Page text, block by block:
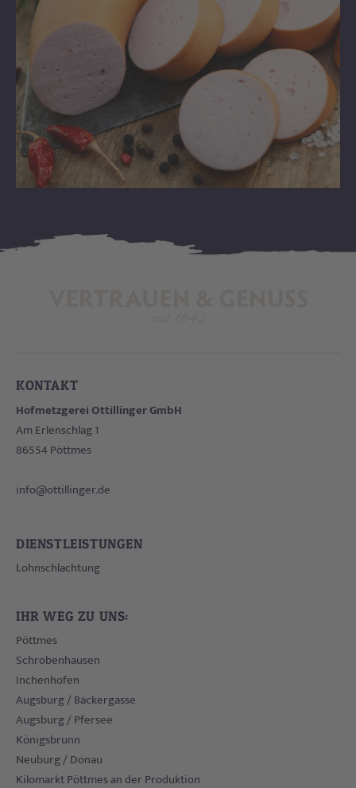
KONTAKT
Hofmetzgerei Ottillinger GmbH
Am Erlenschlag 1
86554Pöttmes
info@ottillinger.de
DIENSTLEISTUNGEN
Lohnschlachtung
IHR WEG ZU UNS:
Pöttmes
Schrobenhausen
Inchenhofen
Augsburg / Bäckergasse
Augsburg / Pfersee
Königsbrunn
Neuburg / Donau
Kilomarkt Pöttmes an der Produktion